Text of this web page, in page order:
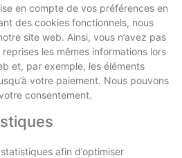
en compte de vos préférences en
des cookies fonctionnels, nous
site web. Ainsi, vous n’avez pas
les mêmes informations lors
et, par exemple, les éléments
votre paiement. Nous pouvons
consentement.
afin d’optimiser